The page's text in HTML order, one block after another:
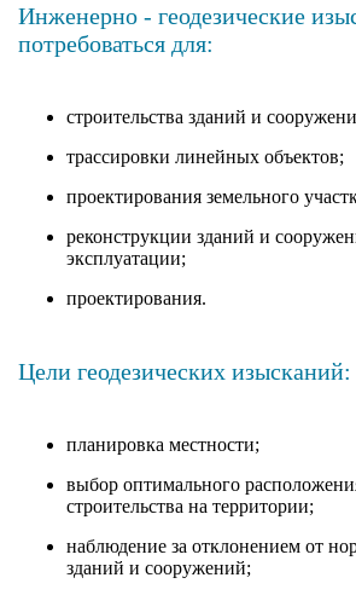
Инженерно - геодезические
потребоваться для:
строительства зданий и
трассировки линейных объектов;
проектирования земельного
реконструкции зданий и
эксплуатации;
проектирования.
Цели геодезических изысканий:
планировка местности;
выбор оптимального
строительства на территории;
наблюдение за отклонением от
зданий и сооружений;